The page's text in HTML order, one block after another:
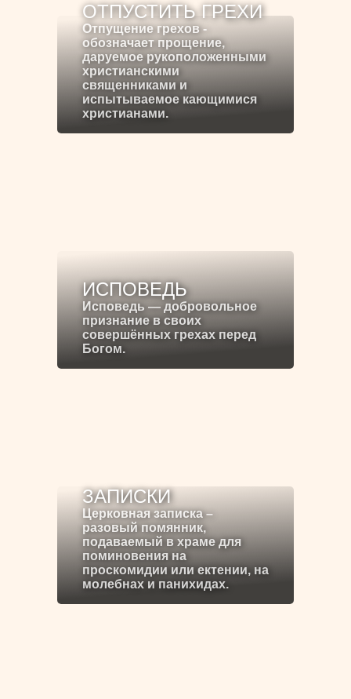
ОТПУСТИТЬ ГРЕХИ
Отпущение грехов -
обозначает прощение,
даруемое рукоположенными
христианскими
священниками и
испытываемое кающимися
христианами.
ИСПОВЕДЬ
Исповедь — добровольное
признание в своих
совершённых грехах перед
Богом.
ЗАПИСКИ
Церковная записка –
разовый помянник,
подаваемый в храме для
поминовения на
проскомидии или ектении, на
молебнах и панихидах.